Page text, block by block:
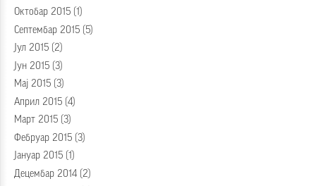
Октобар 2015 (1)
Септембар 2015 (5)
Јул 2015 (2)
Јун 2015 (3)
Мај 2015 (3)
Април 2015 (4)
Март 2015 (3)
Фебруар 2015 (3)
Јануар 2015 (1)
Децембар 2014 (2)